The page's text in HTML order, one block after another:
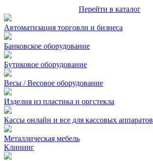
Перейти в каталог
Автоматизация торговли и бизнеса
Банковское оборудование
Бутиковое оборудование
Весы / Весовое оборудование
Изделия из пластика и оргстекла
Кассы онлайн и все для кассовых аппаратов
Металлическая мебель
Клининг